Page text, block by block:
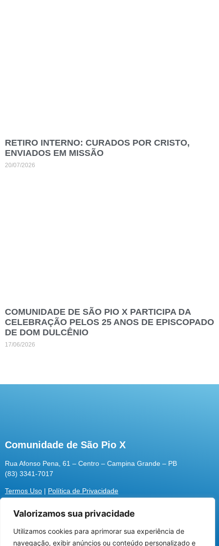
Utilizamos cookies para oferecer melhor
Valorizamos sua privacidade
Utilizamos cookies para aprimorar sua experiência de
navegação, exibir anúncios ou conteúdo personalizado e
RETIRO INTERNO: CURADOS POR CRISTO,
ENVIADOS EM MISSÃO
20/07/2026
COMUNIDADE DE SÃO PIO X PARTICIPA DA
CELEBRAÇÃO PELOS 25 ANOS DE EPISCOPADO
DE DOM DULCÊNIO
17/06/2026
Comunidade de São Pio X
Rua Afonso Pena, 61 – Centro – Campina Grande – PB
(83) 3341-7017
Termos Uso | Política de Privacidade